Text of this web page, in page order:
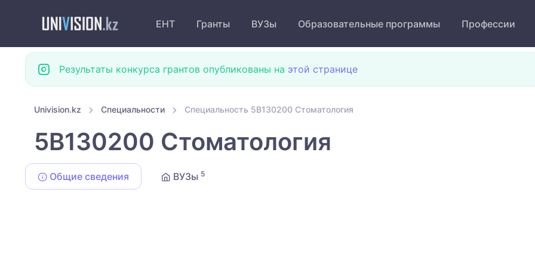
ЕНТ Гранты ВУЗы Образовательные программы Профессии
Результаты конкурса грантов опубликованы на этой странице
Univision.kz Специальности Специальность 5B130200 Стоматология
5B130200 Стоматология
Общие сведения ВУЗы 5